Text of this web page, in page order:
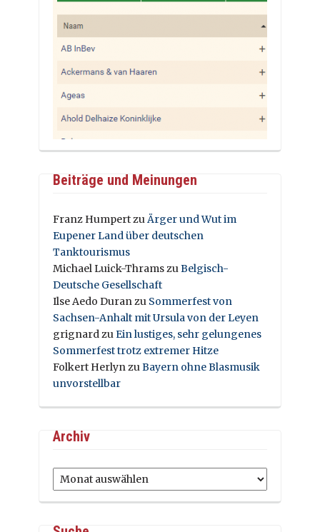
Beiträge und Meinungen
Franz HumpertzuÄrger und Wut im
Eupener Land über deutschen
Tanktourismus
Michael Luick-ThramszuBelgisch-
Deutsche Gesellschaft
Ilse Aedo Duranzu Sommerfest von
Sachsen-Anhalt mit Ursula von der Leyen
grignardzuEin lustiges, sehr gelungenes
Sommerfest trotz extremer Hitze
Folkert HerlynzuBayern ohne Blasmusik
unvorstellbar
Archiv
Archiv